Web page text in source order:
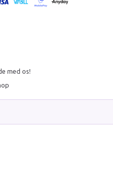
med os!
You save:49,99 DKK